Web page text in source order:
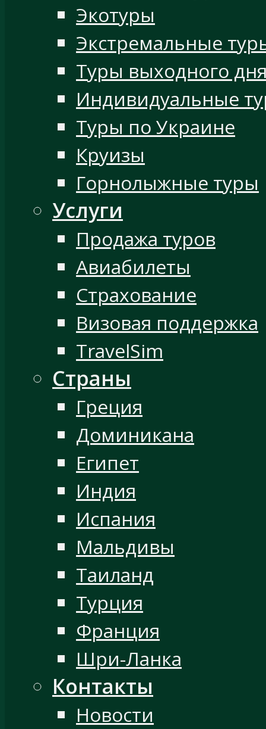
Экотуры
Экстремальные
Туры выходного
Индивидуальные
Туры по Украине
Круизы
Горнолыжные туры
Услуги
Продажа туров
Авиабилеты
Страхование
Визовая поддержка
TravelSim
Страны
Греция
Доминикана
Египет
Индия
Испания
Мальдивы
Таиланд
Турция
Франция
Шри-Ланка
Контакты
Новости